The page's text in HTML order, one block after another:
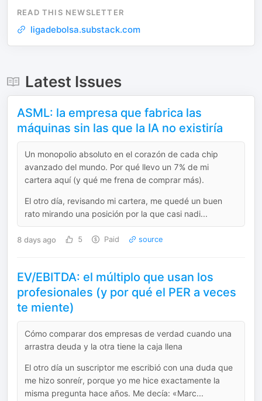
READ THIS NEWSLETTER
ligadebolsa.substack.com
Latest Issues
ASML: la empresa que fabrica las
máquinas sin las que la IA no existiría
Un monopolio absoluto en el corazón de cada chip
avanzado del mundo. Por qué llevo un 7% de mi
cartera aquí (y qué me frena de comprar más).
El otro día, revisando mi cartera, me quedé un buen
rato mirando una posición por la que casi nadi...
8 days ago 5 Paid source
EV/EBITDA: el múltiplo que usan los
profesionales (y por qué el PER a veces
te miente)
Cómo comparar dos empresas de verdad cuando una
arrastra deuda y la otra tiene la caja llena
El otro día un suscriptor me escribió con una duda que
me hizo sonreír, porque yo me hice exactamente la
misma pregunta hace años. Me decía: «Marc...